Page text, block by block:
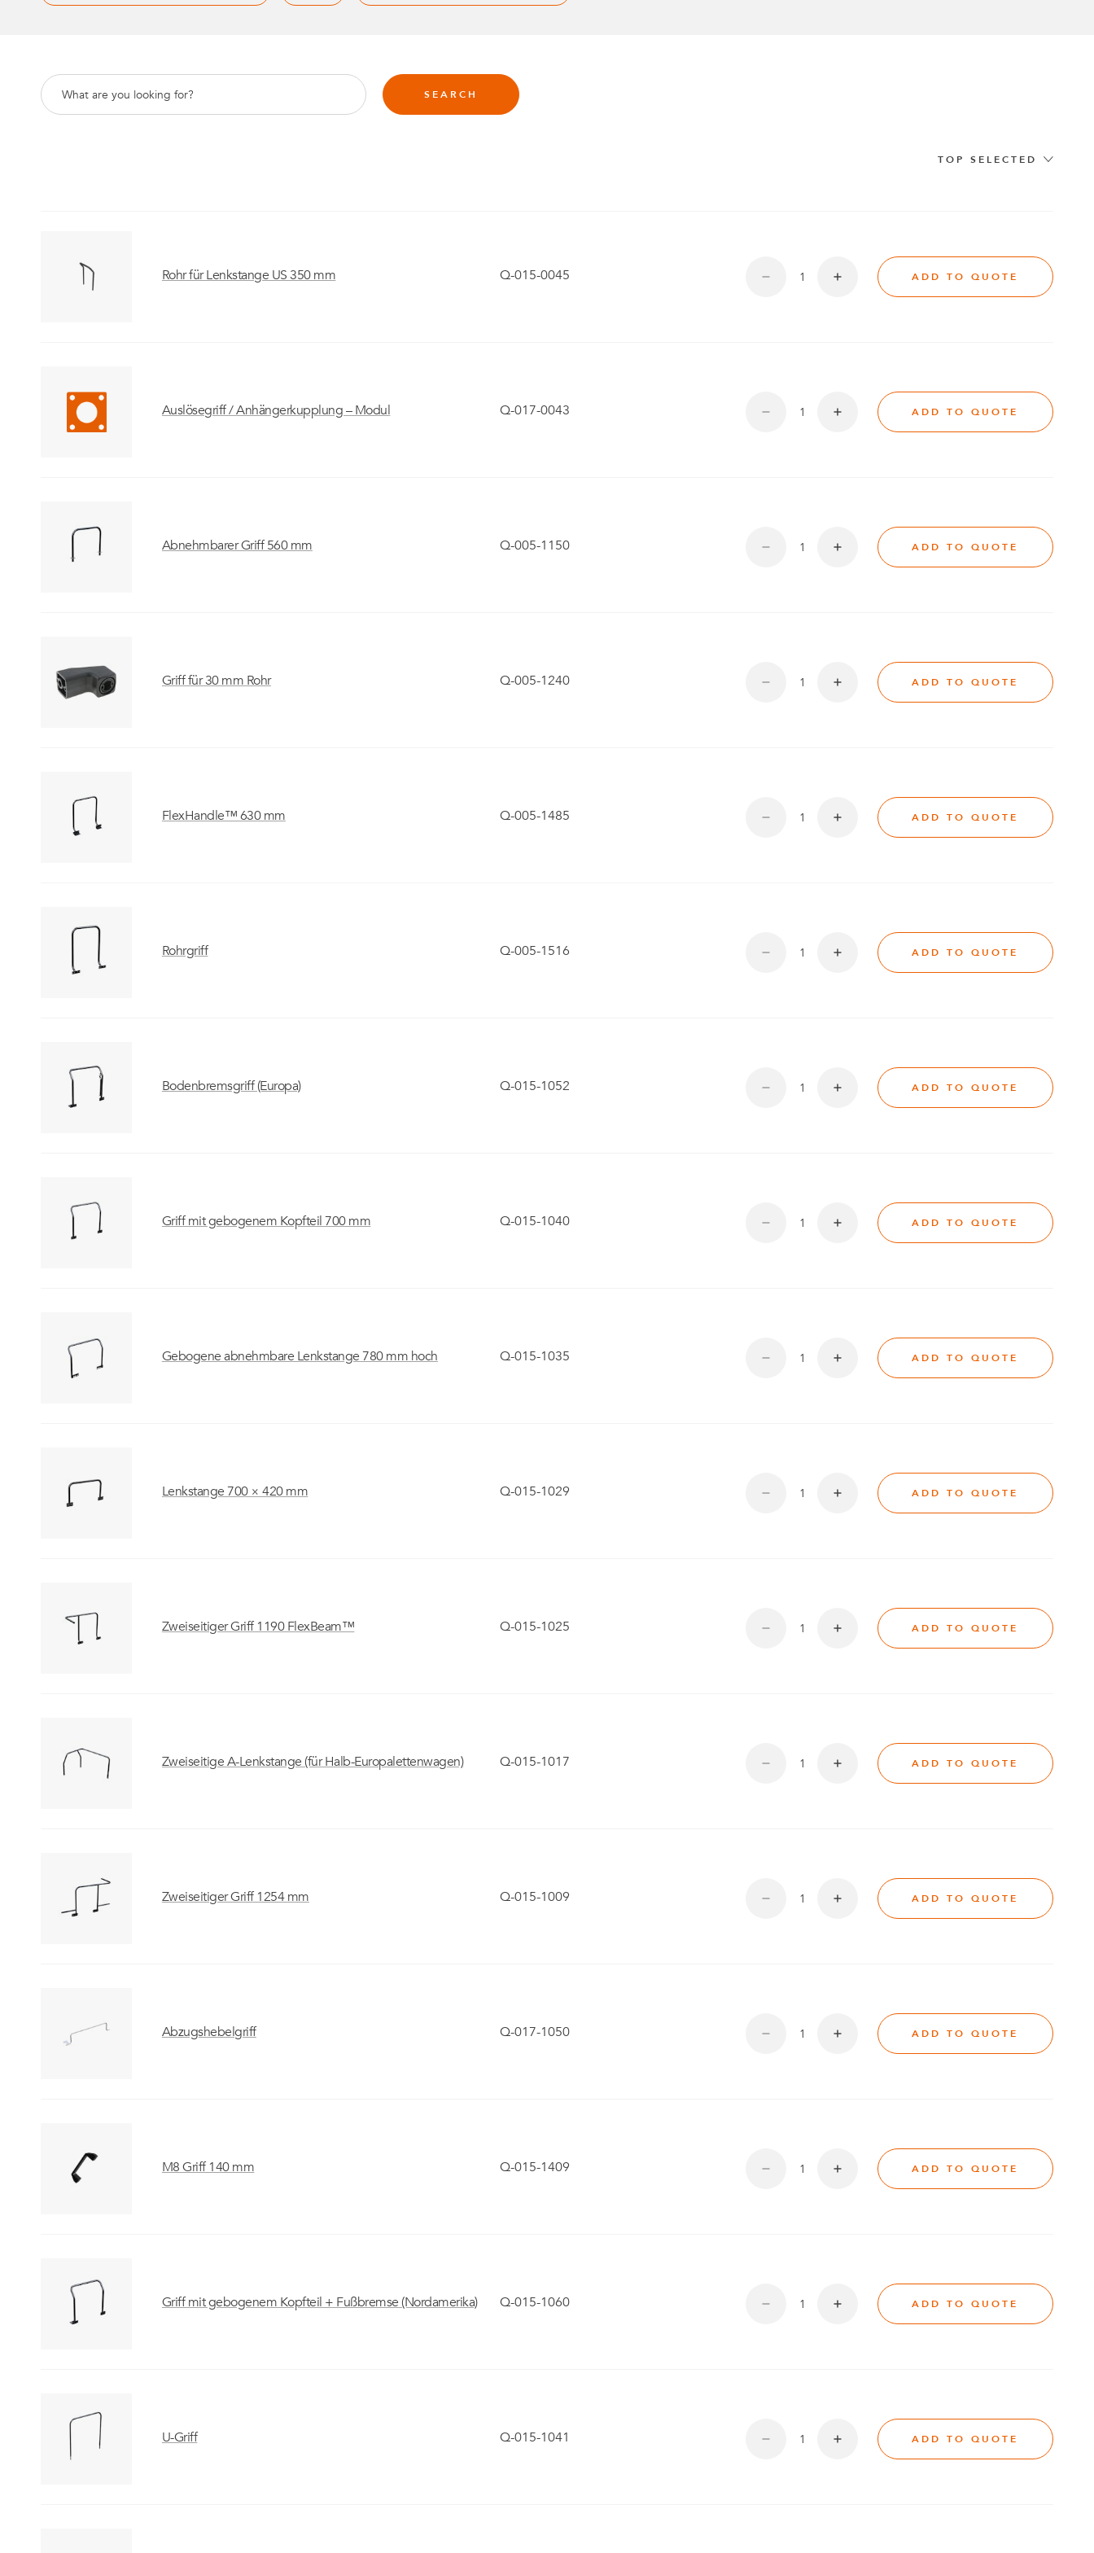
Montagewagen und
Speziallösungen
Fallstudien
SEARCH
TOP SELECTED
Rohr für Lenkstange US 350 mm Q-015-0045 ADD TO QUOTE
Auslösegriff / Anhängerkupplung – Modul Q-017-0043 ADD TO QUOTE
Abnehmbarer Griff 560 mm Q-005-1150 ADD TO QUOTE
Griff für 30 mm Rohr Q-005-1240 ADD TO QUOTE
FlexHandle™ 630 mm Q-005-1485 ADD TO QUOTE
Rohrgriff Q-005-1516 ADD TO QUOTE
Bodenbremsgriff (Europa) Q-015-1052 ADD TO QUOTE
Griff mit gebogenem Kopfteil 700 mm Q-015-1040 ADD TO QUOTE
Gebogene abnehmbare Lenkstange 780 mm hoch Q-015-1035 ADD TO QUOTE
Lenkstange 700 × 420 mm Q-015-1029 ADD TO QUOTE
Zweiseitiger Griff 1190 FlexBeam™ Q-015-1025 ADD TO QUOTE
Zweiseitige A-Lenkstange (für Halb-Europalettenwagen) Q-015-1017 ADD TO QUOTE
Zweiseitiger Griff 1254 mm Q-015-1009 ADD TO QUOTE
Abzugshebelgriff Q-017-1050 ADD TO QUOTE
M8 Griff 140 mm Q-015-1409 ADD TO QUOTE
Griff mit gebogenem Kopfteil + Fußbremse (Nordamerika) Q-015-1060 ADD TO QUOTE
U-Griff Q-015-1041 ADD TO QUOTE